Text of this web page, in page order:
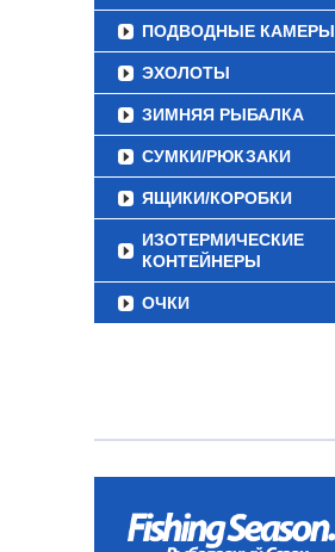
ПОДВОДНЫЕ КАМЕРЫ
ЭХОЛОТЫ
ЗИМНЯЯ РЫБАЛКА
СУМКИ/РЮКЗАКИ
ЯЩИКИ/КОРОБКИ
ИЗОТЕРМИЧЕСКИЕ
КОНТЕЙНЕРЫ
ОЧКИ